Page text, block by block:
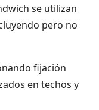
se utilizan
pero no
fijación
en techos y